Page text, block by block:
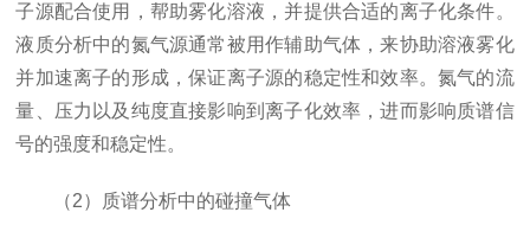
子源配合使用，帮助雾化溶液，并提供合适的离子化条件。
液质分析中的氮气源通常被用作辅助气体，来协助溶液雾化
并加速离子的形成，保证离子源的稳定性和效率。氮气的流
量、压力以及纯度直接影响到离子化效率，进而影响质谱信
号的强度和稳定性。
（2）质谱分析中的碰撞气体